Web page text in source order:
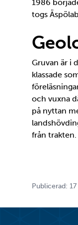
1986
togs
Gruvan är i
klassade
och vuxna
på nyttan
från trakten.
Publicerad: